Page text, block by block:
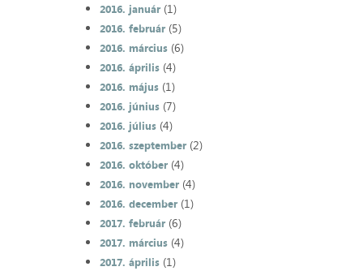
2016. január(1)
2016. február(5)
2016. március(6)
2016. április(4)
2016. május(1)
2016. június(7)
2016. július(4)
2016. szeptember(2)
2016. október(4)
2016. november(4)
2016. december(1)
2017. február(6)
2017. március(4)
2017. április(1)